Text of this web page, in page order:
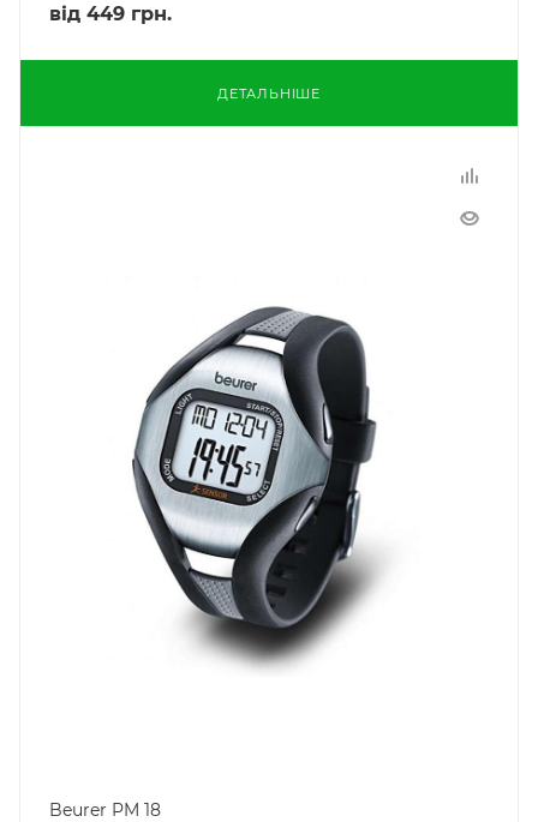
від 449 грн.
ДЕТАЛЬНІШЕ
Beurer PM 18